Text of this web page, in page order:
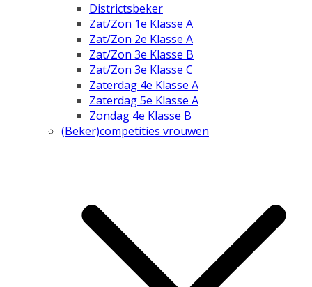
Districtsbeker
Zat/Zon 1e Klasse A
Zat/Zon 2e Klasse A
Zat/Zon 3e Klasse B
Zat/Zon 3e Klasse C
Zaterdag 4e Klasse A
Zaterdag 5e Klasse A
Zondag 4e Klasse B
(Beker)competities vrouwen